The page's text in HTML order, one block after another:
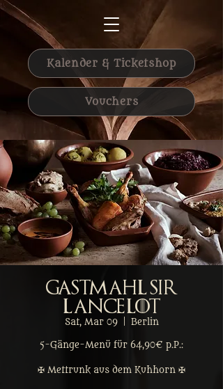
Vouchers
Kalender & Ticketshop
Gastmahl Sir
Lancelot
Sat, Mar 09
  |
Berlin
5-Gänge-Menü für 64,90€ p.P.:
✠ Mettrunk aus dem Kuhhorn ✠